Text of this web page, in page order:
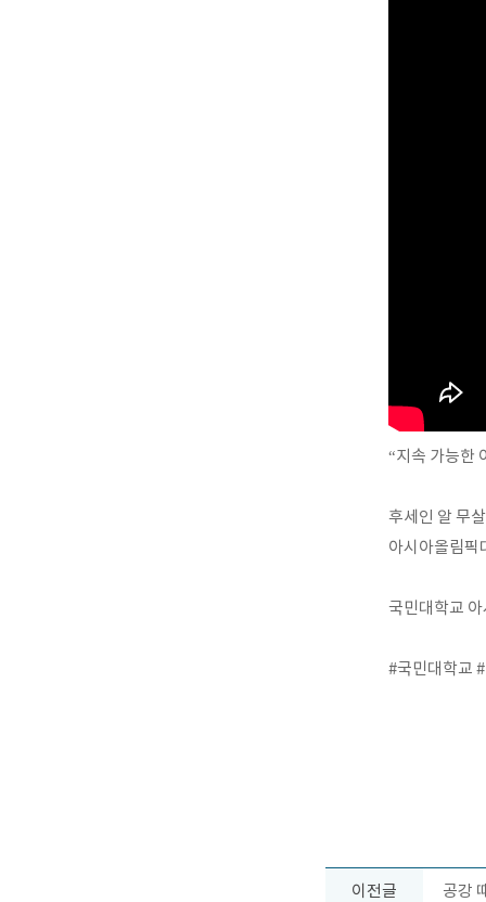
“지속 가능한
후세인 알 무
아시아올림픽
국민대학교
#국민대학교
이전글 공강